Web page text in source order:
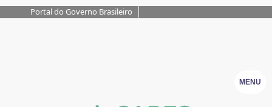
Portal do Governo Brasileiro
MENU